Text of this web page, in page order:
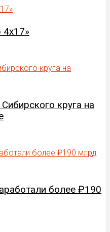
4х17»
круга на
более ₽190